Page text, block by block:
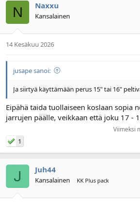
N Naxxu
Kansalainen
14 Kesäkuu 2026
jusape sanoi:
Ja siirtyä käyttämään perus 15" tai 16"
Eipähä taida tuollaiseen koslaan sopia
jarrujen päälle, veikkaan että joku 17 -
Viimeksi
1
Juh44
Kansalainen KK Plus pack